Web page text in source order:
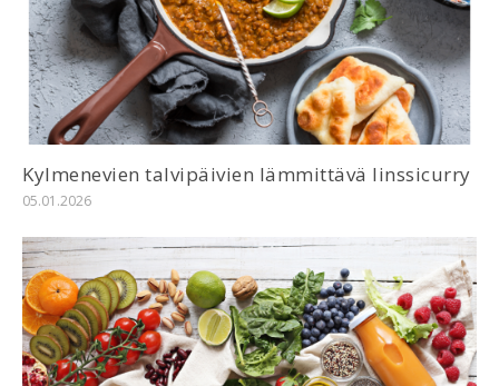
Kylmenevien talvipäivien lämmittävä linssicurry
05.01.2026